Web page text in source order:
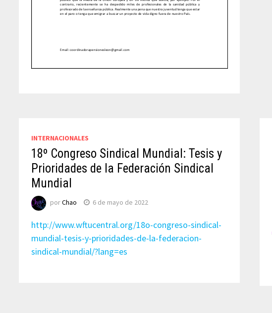
INTERNACIONALES
18º Congreso Sindical Mundial: Tesis y
Prioridades de la Federación Sindical
Mundial
porChao 6 de mayo de 2022
http://www.wftucentral.org/18o-congreso-sindical-
mundial-tesis-y-prioridades-de-la-federacion-
sindical-mundial/?lang=es